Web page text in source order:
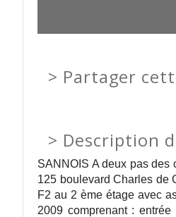
Partager
> Description
SANNOIS A deux pas des
125 boulevard Charles de
F2 au 2 ème étage avec
2009 comprenant :